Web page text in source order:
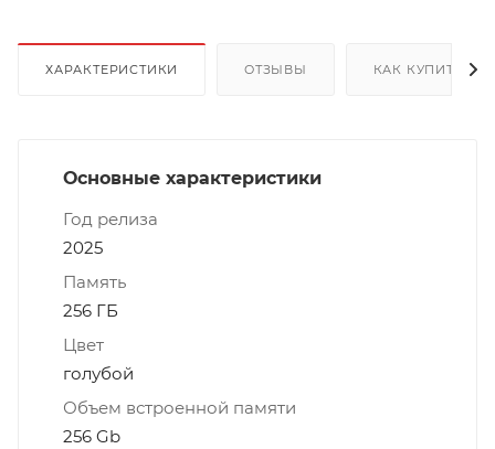
ХАРАКТЕРИСТИКИ ОТЗЫВЫ КАК КУПИТЬ
Основные характеристики
Год релиза
2025
Память
256 ГБ
Цвет
голубой
Объем встроенной памяти
256 Gb